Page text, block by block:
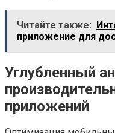
Читайте также:
приложение для
Углубленный
приложений